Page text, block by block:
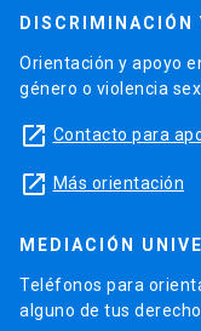
DISCRIMINACIÓN
Orientación y apoyo
género o violencia
launch Contacto para
launch Más orientación
MEDIACIÓN
Teléfonos para
alguno de tus